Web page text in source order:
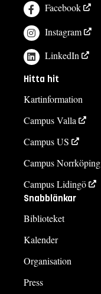
Facebook
Instagram
LinkedIn
Hitta hit
Kartinformation
Campus Valla
Campus US
Campus Norrköping
Campus Lidingö
Snabblänkar
Biblioteket
Kalender
Organisation
Press